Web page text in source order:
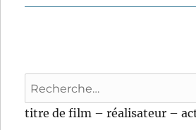
Recherche
pour
:
titre de film – réalisateur –